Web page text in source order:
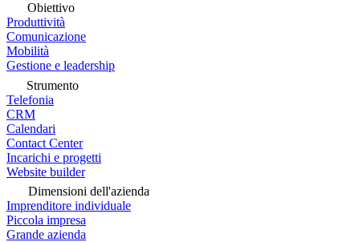
Obiettivo
Produttività
Comunicazione
Mobilità
Gestione e leadership
Strumento
Telefonia
CRM
Calendari
Contact Center
Incarichi e progetti
Website builder
Dimensioni dell'azienda
Imprenditore individuale
Piccola impresa
Grande azienda